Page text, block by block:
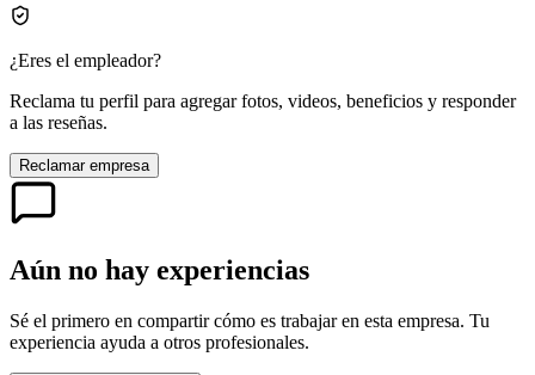
¿Eres el empleador?
Reclama tu perfil para agregar fotos, videos, beneficios y responder
a las reseñas.
Reclamar empresa
Aún no hay experiencias
Sé el primero en compartir cómo es trabajar en esta empresa. Tu
experiencia ayuda a otros profesionales.